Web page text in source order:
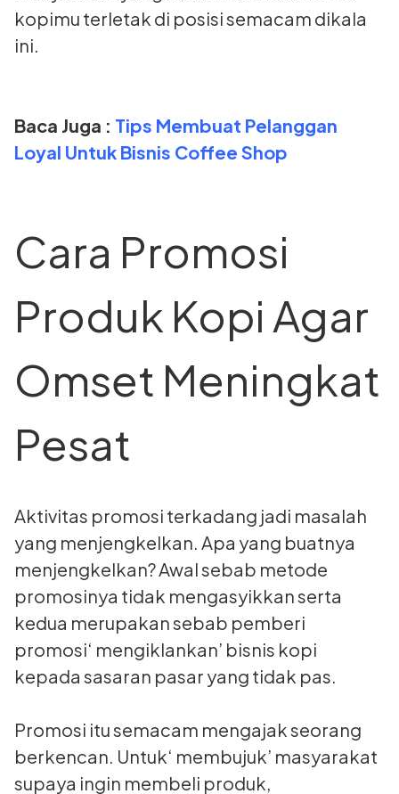
kopimu terletak di posisi semacam dikala
ini.
Baca Juga : Tips Membuat Pelanggan
Loyal Untuk Bisnis Coffee Shop
Cara Promosi
Produk Kopi Agar
Omset Meningkat
Pesat
Aktivitas promosi terkadang jadi masalah
yang menjengkelkan. Apa yang buatnya
menjengkelkan? Awal sebab metode
promosinya tidak mengasyikkan serta
kedua merupakan sebab pemberi
promosi‘ mengiklankan’ bisnis kopi
kepada sasaran pasar yang tidak pas.
Promosi itu semacam mengajak seorang
berkencan. Untuk‘ membujuk’ masyarakat
supaya ingin membeli produk,